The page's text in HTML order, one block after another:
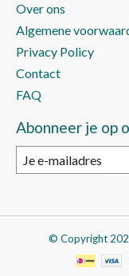
Over ons
Algemene
Privacy Policy
Contact
FAQ
Abonneer je op
© Copyright